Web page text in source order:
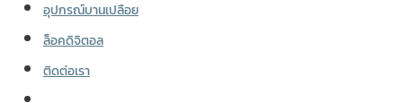
อุปกรณ์บานเปลือย
ล็อคดิจิตอล
ติดต่อเรา